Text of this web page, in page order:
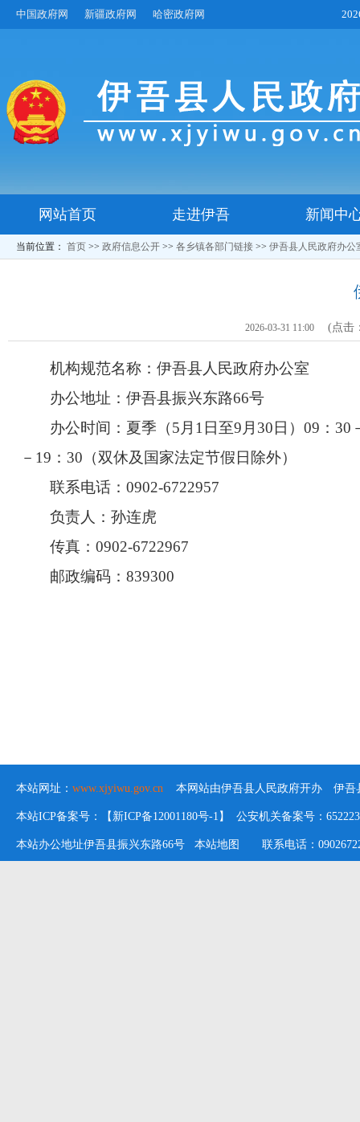
中国政府网 新疆政府网 哈密政府网
网站首页 走进伊吾 新闻中
当前位置： 首页 >> 政府信息公开 >> 各乡镇各部门链接 >> 伊吾县人民政府办公
2026-03-31 11:00 (点击
机构规范名称：伊吾县人民政府办公室
办公地址：伊吾县振兴东路66号
办公时间：夏季（5 月 1 日至9 月 30 日）09 ： 30
－ 19 ： 30 （双休及国家法定节假日除外）
联系电话：0902-6722957
负责人：孙连虎
传真：0902-6722967
邮政编码：839300
本站网址： www.xjyiwu.gov.cn 本网站由伊吾县人民政府开办 伊吾
本站ICP备案号：【新ICP备12001180号-1】 公安机关备案号：
本站办公地址伊吾县振兴东路66号 本站地图 联系电话：